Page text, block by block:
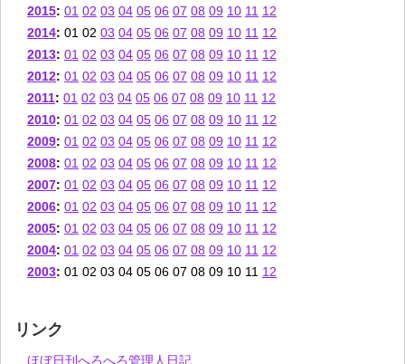
2015: 01 02 03 04 05 06 07 08 09 10 11 12
2014: 01 02 03 04 05 06 07 08 09 10 11 12
2013: 01 02 03 04 05 06 07 08 09 10 11 12
2012: 01 02 03 04 05 06 07 08 09 10 11 12
2011: 01 02 03 04 05 06 07 08 09 10 11 12
2010: 01 02 03 04 05 06 07 08 09 10 11 12
2009: 01 02 03 04 05 06 07 08 09 10 11 12
2008: 01 02 03 04 05 06 07 08 09 10 11 12
2007: 01 02 03 04 05 06 07 08 09 10 11 12
2006: 01 02 03 04 05 06 07 08 09 10 11 12
2005: 01 02 03 04 05 06 07 08 09 10 11 12
2004: 01 02 03 04 05 06 07 08 09 10 11 12
2003: 01 02 03 04 05 06 07 08 09 10 11 12
リンク
ほぼ日刊へろへろ管理人日記